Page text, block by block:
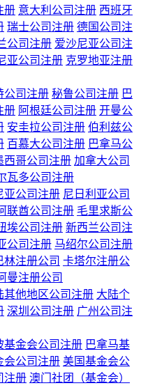
册 意大利公司注册 西班牙
瑞士公司注册 德国公司注
公司注册 爱沙尼亚公司注
亚公司注册 克罗地亚注册
公司注册 秘鲁公司注册 巴
册 阿根廷公司注册 开曼公
安圭拉公司注册 伯利兹公
百慕大公司注册 巴拿马公
西哥公司注册 加拿大公司
瓦多公司注册
亚公司注册 尼日利亚公司
联酋公司注册 毛里求斯公
埃公司注册 新西兰公司注
公司注册 马绍尔公司注册
林注册公司 卡塔尔注册公
曼注册公司
其他地区公司注册 大陆个
深圳公司注册 广州公司注
基金会公司注册 巴拿马基
会公司注册 美国基金会公
注册 澳门社团（基金会）